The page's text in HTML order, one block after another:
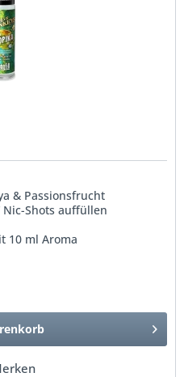
& Passionsfrucht
Nic-Shots auffüllen
10 ml Aroma